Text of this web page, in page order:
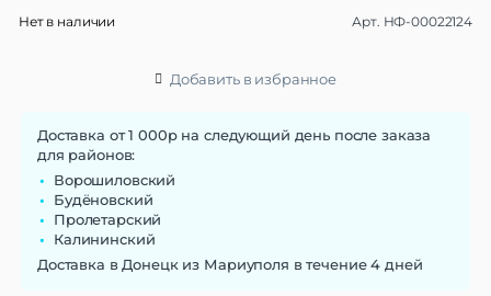
Нет в наличии Арт. НФ-00022124
Добавить в избранное
Доставка от 1 000р на следующий день после заказа
для районов:
Ворошиловский
Будёновский
Пролетарский
Калининский
Доставка в Донецк из Мариуполя в течение 4 дней